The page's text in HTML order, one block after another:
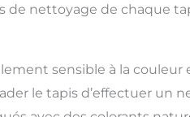
de nettoyage de chaque
sensible à la
le tapis d’effectuer un